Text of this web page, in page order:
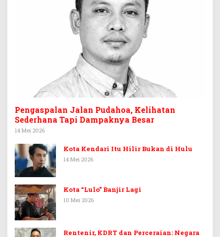
Pengaspalan Jalan Pudahoa, Kelihatan
Sederhana Tapi Dampaknya Besar
14 Mei 2026
Kota Kendari Itu Hilir Bukan di Hulu
14 Mei 2026
Kota “Lulo” Banjir Lagi
10 Mei 2026
Rentenir, KDRT dan Perceraian: Negara